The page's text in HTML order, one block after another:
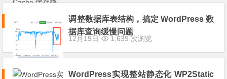
调整数据库表结构，搞定 WordPress 数
据库查询缓慢问题
12月19日 1,639 次浏览
WordPress实现整站静态化 WP2Static